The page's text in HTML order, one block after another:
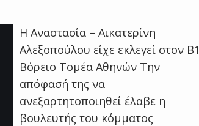
Η Αναστασία – Αικατερίνη
Αλεξοπούλου είχε εκλεγεί στον Β1
Βόρειο Τομέα Αθηνών Την
απόφασή της να
ανεξαρτητοποιηθεί έλαβε η
βουλευτής του κόμματος